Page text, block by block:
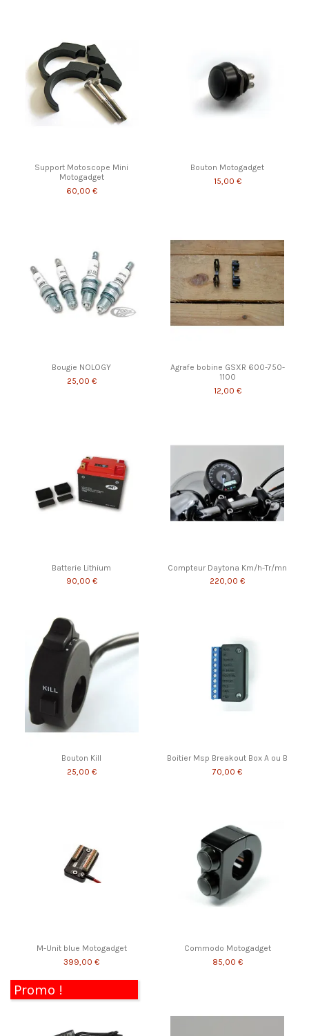
Support Motoscope Mini
Motogadget
60,00 €
Bouton Motogadget
15,00 €
Bougie NOLOGY
25,00 €
Agrafe bobine GSXR 600-750-
1100
12,00 €
Batterie Lithium
90,00 €
Compteur Daytona Km/h-Tr/mn
220,00 €
Bouton Kill
25,00 €
Boitier Msp Breakout Box A ou B
70,00 €
M-Unit blue Motogadget
399,00 €
Commodo Motogadget
85,00 €
Promo !